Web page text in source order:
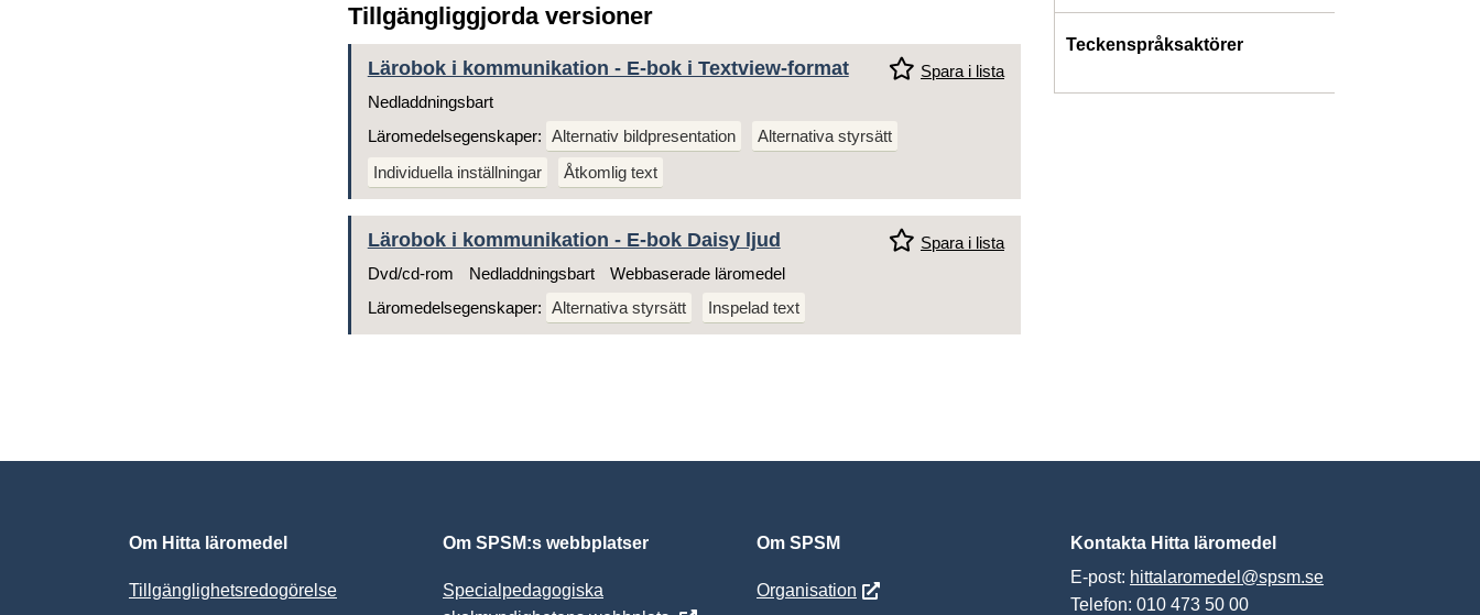
Tillgängliggjorda versioner
Lärobok i kommunikation - E-bok i Textview-format
Spara i lista
Nedladdningsbart
Läromedelsegenskaper: Alternativ bildpresentation
Alternativa styrsätt
Individuella inställningar
Åtkomlig text
Lärobok i kommunikation - E-bok Daisy ljud
Spara i lista
Dvd/cd-rom
Nedladdningsbart
Webbaserade läromedel
Läromedelsegenskaper: Alternativa styrsätt Inspelad text
Teckenspråksaktörer
Om Hitta läromedel
Tillgänglighetsredogörelse
Om SPSM:s webbplatser
Specialpedagogiska
Om SPSM
Organisation
Kontakta Hitta läromedel
E-post: hittalaromedel@spsm.se
Telefon: 010 473 50 00